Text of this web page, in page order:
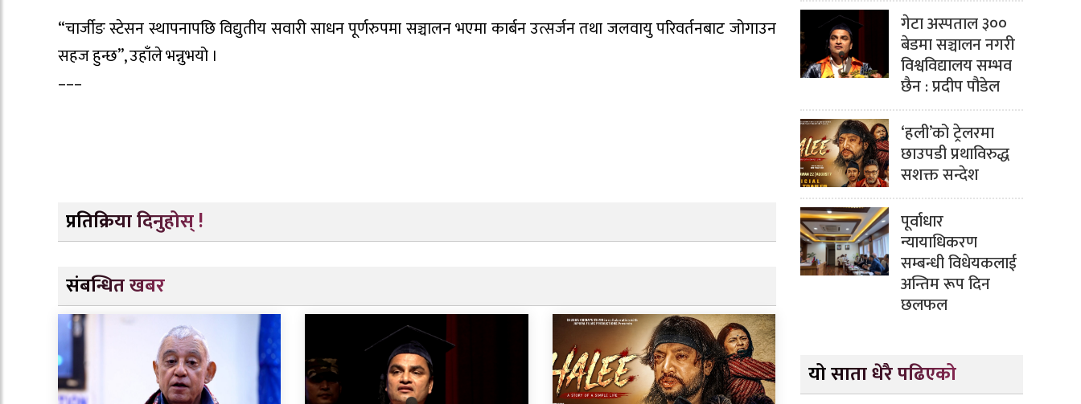
“चार्जीङ स्टेसन स्थापनापछि विद्युतीय सवारी साधन पूर्णरुपमा सञ्चालन भएमा कार्बन उत्सर्जन तथा जलवायु परिवर्तनबाट जोगाउन
सहज हुन्छ”, उहाँले भन्नुभयो ।
–––
प्रतिक्रिया दिनुहोस् !
संबन्धित खबर
गेटा अस्पताल ३००
बेडमा सञ्चालन नगरी
विश्वविद्यालय सम्भव
छैन : प्रदीप पौडेल
‘हली’को ट्रेलरमा
छाउपडी प्रथाविरुद्ध
सशक्त सन्देश
पूर्वाधार
न्यायाधिकरण
सम्बन्धी विधेयकलाई
अन्तिम रूप दिन
छलफल
यो साता धेरै पढिएको